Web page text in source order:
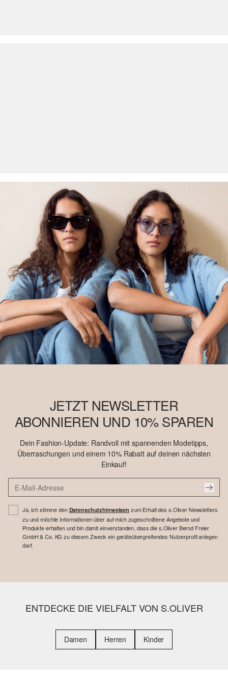
JETZT NEWSLETTER
ABONNIEREN UND 10% SPAREN
Dein Fashion-Update: Randvoll mit spannenden Modetipps,
Überraschungen und einem 10% Rabatt auf deinen nächsten
Einkauf!
Ja, ich stimme den Datenschutzhinweisen zum Erhalt des s.Oliver Newsletters
zu und möchte Informationen über auf mich zugeschnittene Angebote und
Produkte erhalten und bin damit einverstanden, dass die s.Oliver Bernd Freier
GmbH & Co. KG zu diesem Zweck ein geräteübergreifendes Nutzerprofil anlegen
darf.
ENTDECKE DIE VIELFALT VON S.OLIVER
Damen Herren Kinder